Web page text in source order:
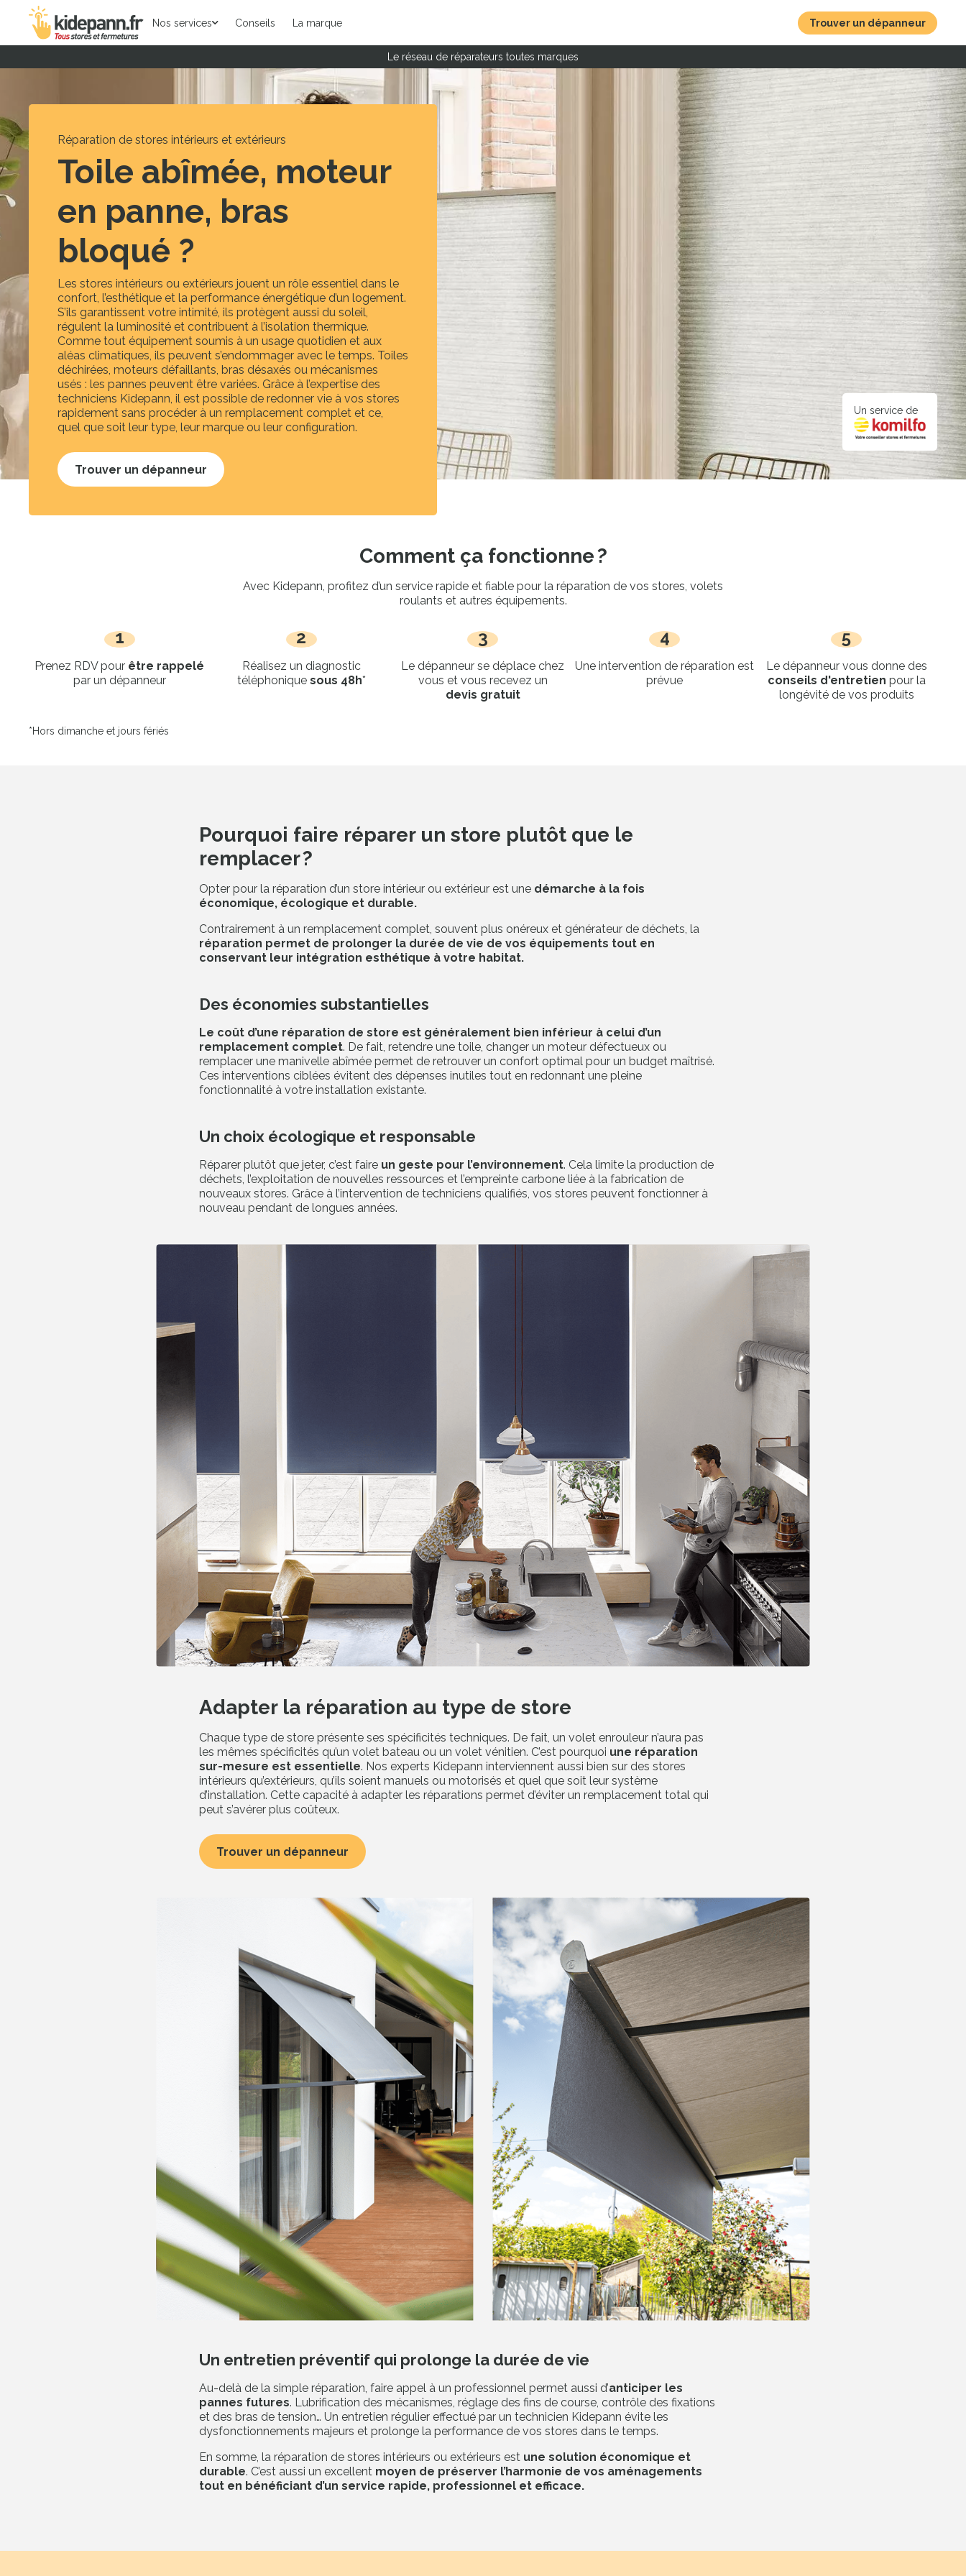
Nos services Conseils La marque
Fermer
Saisissez le code postal du lieu d’intervention
Pour vous proposer les professionnels les plus proches de chez vous
Votre code postal
Ma position
Valider ma localisation
Réparations toutes
marques, tous produits
Trouvez un dépanneur dans votre
ville, partout en France
95% des clients satisfaits, 80% des
cas résolus au 1er RDV
Trouver un dépanneur
Le réseau de réparateurs toutes marques
Réparation de stores intérieurs et extérieurs
Toile abîmée, moteur
en panne, bras
bloqué ?
Les stores intérieurs ou extérieurs jouent un rôle essentiel dans le
confort, l’esthétique et la performance énergétique d’un logement.
S’ils garantissent votre intimité, ils protègent aussi du soleil,
régulent la luminosité et contribuent à l’isolation thermique.
Comme tout équipement soumis à un usage quotidien et aux
aléas climatiques, ils peuvent s’endommager avec le temps. Toiles
déchirées, moteurs défaillants, bras désaxés ou mécanismes
usés : les pannes peuvent être variées. Grâce à l’expertise des
techniciens Kidepann, il est possible de redonner vie à vos stores
rapidement sans procéder à un remplacement complet et ce,
quel que soit leur type, leur marque ou leur configuration.
Trouver un dépanneur
Un service de
Comment ça fonctionne ?
Avec Kidepann, profitez d’un service rapide et fiable pour la réparation de vos stores, volets
roulants et autres équipements.
1
Prenez RDV pour être rappelé
par un dépanneur
2
Réalisez un diagnostic
téléphonique sous 48h*
3
Le dépanneur se déplace chez
vous et vous recevez un
devis gratuit
4
Une intervention de réparation est
prévue
5
Le dépanneur vous donne des
conseils d'entretien pour la
longévité de vos produits
*Hors dimanche et jours fériés
Pourquoi faire réparer un store plutôt que le
remplacer ?
Opter pour la réparation d’un store intérieur ou extérieur est une démarche à la fois
économique, écologique et durable.
Contrairement à un remplacement complet, souvent plus onéreux et générateur de déchets, la
réparation permet de prolonger la durée de vie de vos équipements tout en
conservant leur intégration esthétique à votre habitat.
Des économies substantielles
Le coût d’une réparation de store est généralement bien inférieur à celui d’un
remplacement complet. De fait, retendre une toile, changer un moteur défectueux ou
remplacer une manivelle abîmée permet de retrouver un confort optimal pour un budget maîtrisé.
Ces interventions ciblées évitent des dépenses inutiles tout en redonnant une pleine
fonctionnalité à votre installation existante.
Un choix écologique et responsable
Réparer plutôt que jeter, c’est faire un geste pour l’environnement. Cela limite la production de
déchets, l’exploitation de nouvelles ressources et l’empreinte carbone liée à la fabrication de
nouveaux stores. Grâce à l’intervention de techniciens qualifiés, vos stores peuvent fonctionner à
nouveau pendant de longues années.
Adapter la réparation au type de store
Chaque type de store présente ses spécificités techniques. De fait, un volet enrouleur n’aura pas
les mêmes spécificités qu’un volet bateau ou un volet vénitien. C’est pourquoi une réparation
sur-mesure est essentielle. Nos experts Kidepann interviennent aussi bien sur des stores
intérieurs qu’extérieurs, qu’ils soient manuels ou motorisés et quel que soit leur système
d’installation. Cette capacité à adapter les réparations permet d’éviter un remplacement total qui
peut s’avérer plus coûteux.
Trouver un dépanneur
Un entretien préventif qui prolonge la durée de vie
Au-delà de la simple réparation, faire appel à un professionnel permet aussi d’anticiper les
pannes futures. Lubrification des mécanismes, réglage des fins de course, contrôle des fixations
et des bras de tension… Un entretien régulier effectué par un technicien Kidepann évite les
dysfonctionnements majeurs et prolonge la performance de vos stores dans le temps.
En somme, la réparation de stores intérieurs ou extérieurs est une solution économique et
durable. C’est aussi un excellent moyen de préserver l’harmonie de vos aménagements
tout en bénéficiant d’un service rapide, professionnel et efficace.